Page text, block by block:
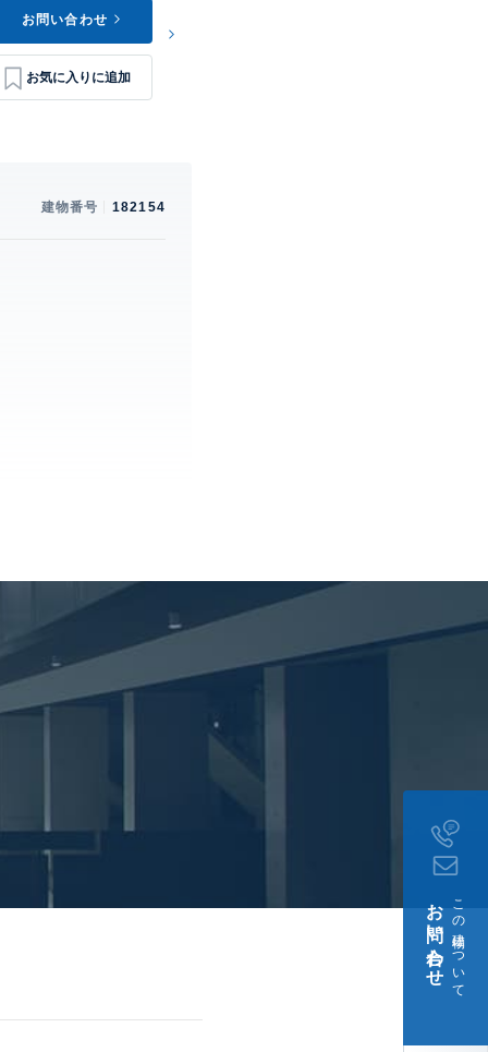
お問い合わせ
建物番号 182154
この建物について
お問い合わせ